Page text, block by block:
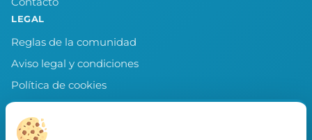
LEGAL
Reglas de la comunidad
Aviso legal y condiciones
Política de cookies
Política de privacidad
Preferencias de cookies